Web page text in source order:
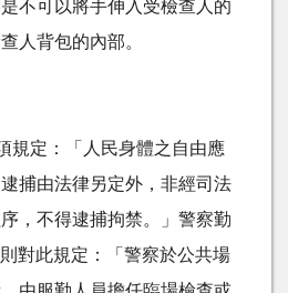
不可以將手伸入受檢查人的
人背包的內部。
規定：「人民身體之自由應
捕由法律另定外，非經司法
，不得逮捕拘禁。」警察勤
對此規定：「警察於公共場